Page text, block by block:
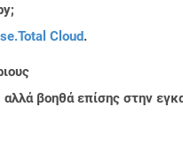
Cloud.
αλλά βοηθά επίσης στην